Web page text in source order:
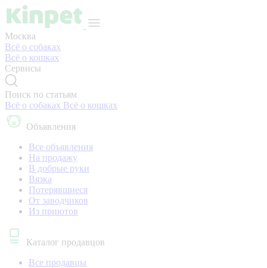
Москва
Всё о собаках
Всё о кошках
Сервисы
Поиск по статьям
Всё о собаках Всё о кошках
Объявления
Все объявления
На продажу
В добрые руки
Вязка
Потерявшиеся
От заводчиков
Из приютов
Каталог продавцов
Все продавцы